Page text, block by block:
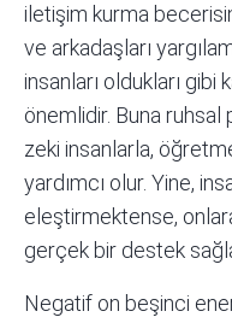
iletişim kurma
ve arkadaşları
insanları oldukları
önemlidir. Buna ruhsal
zeki insanlarla,
yardımcı olur. Yine,
eleştirmektense,
gerçek bir destek
Negatif on beşinci